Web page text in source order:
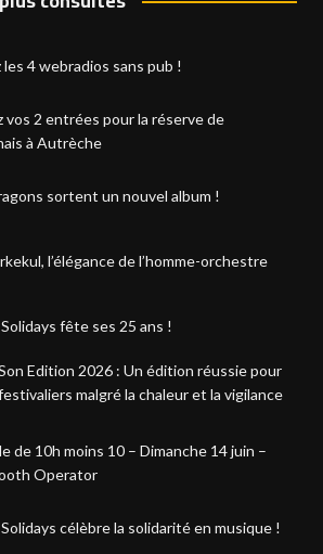
4 webradios sans pub !
vos 2 entrées pour la réserve de
à Autrèche
sortent un nouvel album !
l’élégance de l’homme-orchestre
fête ses 25 ans !
Edition 2026 : Un édition réussie pour
malgré la chaleur et la vigilance
de 10h moins 10 – Dimanche 14 juin –
Operator
célèbre la solidarité en musique !